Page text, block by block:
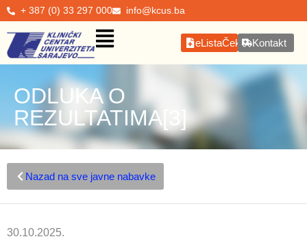
+ 387 (0) 33 297 000 info@kcus.ba
eListaČekanjaKontakt
ODLUKA O
REZULTATIMA[3]
Nazad na sve javne nabavke
30.10.2025.